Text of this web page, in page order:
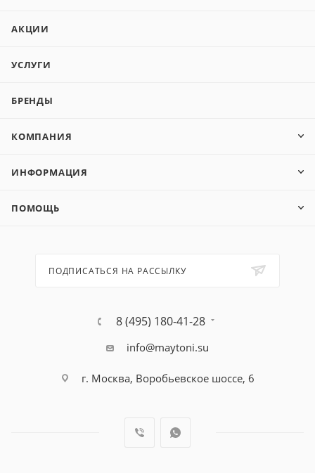
АКЦИИ
УСЛУГИ
БРЕНДЫ
КОМПАНИЯ
ИНФОРМАЦИЯ
ПОМОЩЬ
ПОДПИСАТЬСЯ НА РАССЫЛКУ
8 (495) 180-41-28
info@maytoni.su
г. Москва, Воробьевское шоссе, 6